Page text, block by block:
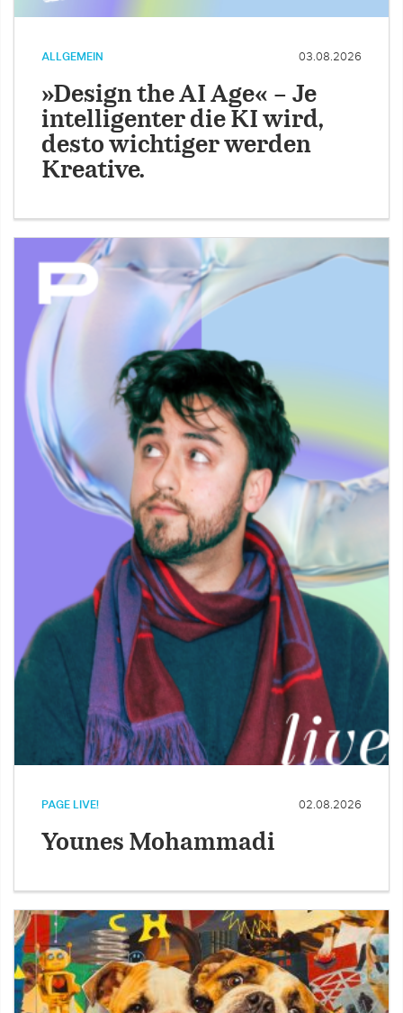
ALLGEMEIN 03.08.2026
»Design the AI Age« – Je
intelligenter die KI wird,
desto wichtiger werden
Kreative.
PAGE LIVE! 02.08.2026
Younes Mohammadi